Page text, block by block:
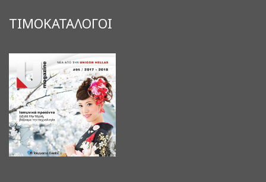
ΤΙΜΟΚΑΤΑΛΟΓΟΙ